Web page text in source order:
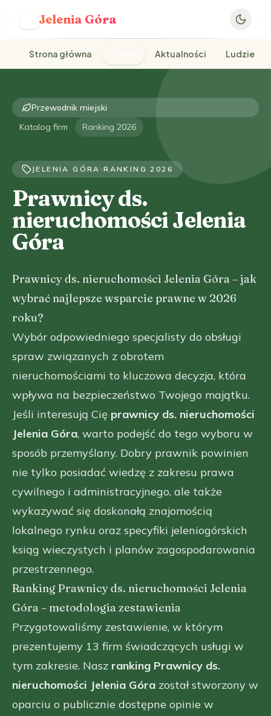
Jelenia Góra
Strona główna Aktualności Ludzie
Przewodnik miejski
Katalog firm
Ranking 2026
JELENIA GÓRA ·RANKING 2026
Prawnicy ds.
nieruchomości Jelenia
Góra
Prawnicy ds. nieruchomości Jelenia Góra – jak
wybrać najlepsze wsparcie prawne w 2026
roku?
Wybór odpowiedniego specjalisty do obsługi
spraw związanych z obrotem
nieruchomościami to kluczowa decyzja, która
wpływa na bezpieczeństwo Twojego majątku.
Jeśli interesują Cię prawnicy ds. nieruchomości
Jelenia Góra, warto podejść do tego wyboru w
sposób przemyślany. Dobry prawnik powinien
nie tylko posiadać wiedzę z zakresu prawa
cywilnego i administracyjnego, ale także
wykazywać się doskonałą znajomością
lokalnego rynku oraz specyfiki jeleniogórskich
ksiąg wieczystych i planów zagospodarowania
przestrzennego.
Ranking Prawnicy ds. nieruchomości Jelenia
Góra – metodologia zestawienia
Przygotowaliśmy zestawienie, w którym
prezentujemy 13 firm świadczących usługi w
tym zakresie. Nasz ranking Prawnicy ds.
nieruchomości Jelenia Góra został stworzony w
oparciu o publicznie dostępne opinie w